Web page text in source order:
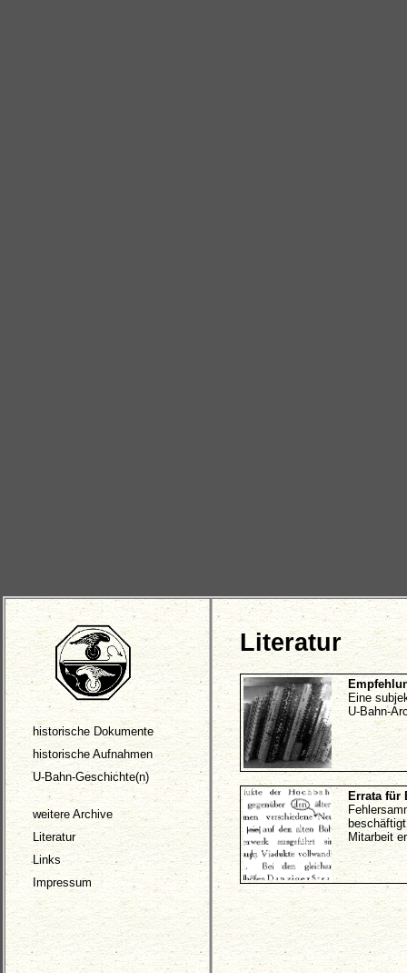
historische Dokumente
historische Aufnahmen
U-Bahn-Geschichte(n)
weitere Archive
Literatur
Links
Impressum
Literatur
Eine
U-Bahn-
Errata für
Mitarbeit